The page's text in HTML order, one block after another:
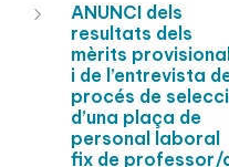
ANUNCI dels
resultats dels
mèrits
i de l’entrevista
procés de
d’una plaça de
personal laboral
fix de professor/